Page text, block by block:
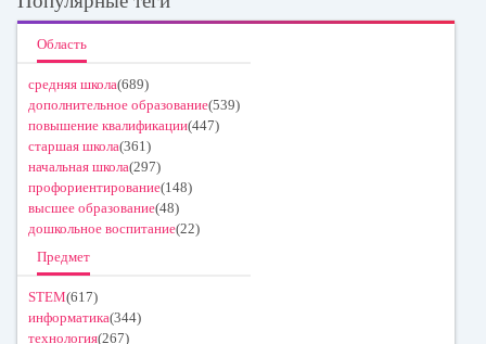
Область
средняя школа(689)
дополнительное образование(539)
повышение квалификации(447)
старшая школа(361)
начальная школа(297)
профориентирование(148)
высшее образование(48)
дошкольное воспитание(22)
Предмет
STEM(617)
информатика(344)
технология(267)